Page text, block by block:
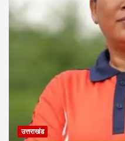
उत्तराखंड